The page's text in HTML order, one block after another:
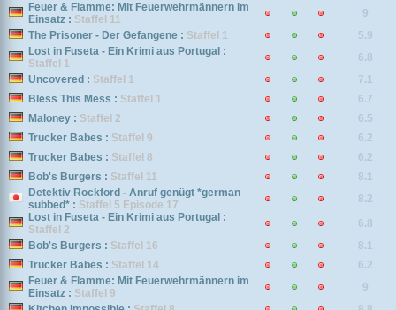
Feuer & Flamme: Mit Feuerwehrmännern im
Einsatz : Staffel 11
9
The Prisoner - Der Gefangene : Staffel 1
5.9
Lost in Fuseta - Ein Krimi aus Portugal :
Staffel 1
6.8
Uncovered : Staffel 1
7.1
Bless This Mess : Staffel 1
6.7
Maloney : Staffel 2
6.5
Trucker Babes : Staffel 9
6.2
Trucker Babes : Staffel 8
6.2
Bob's Burgers : Staffel 11
8.1
Detektiv Rockford - Anruf genügt *german
subbed* : Staffel 5 Episode 17
8.2
Lost in Fuseta - Ein Krimi aus Portugal :
Staffel 2
6.8
Bob's Burgers : Staffel 16
8.1
Trucker Babes : Staffel 14
6.2
Feuer & Flamme: Mit Feuerwehrmännern im
Einsatz : Staffel 9
9